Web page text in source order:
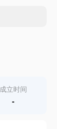
成立时间
-